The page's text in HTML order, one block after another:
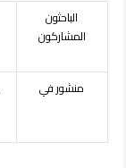
الباحثون
المشاركون
منشور في